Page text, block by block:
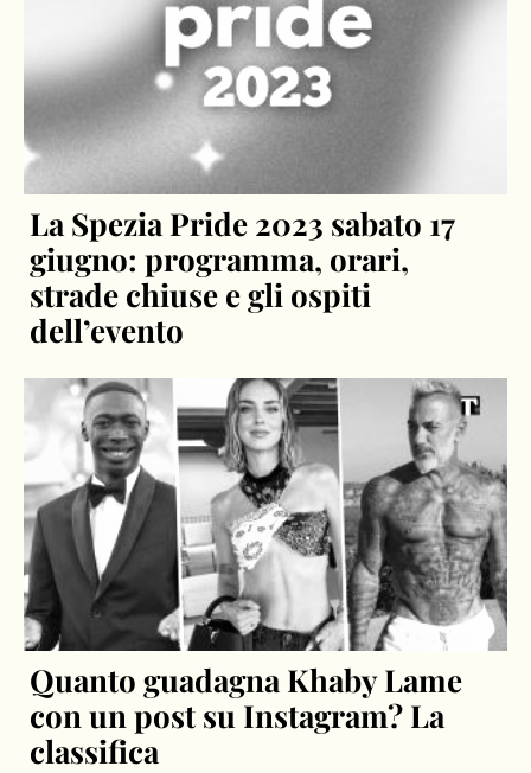
La Spezia Pride 2023 sabato 17
giugno: programma, orari,
strade chiuse e gli ospiti
dell’evento
Quanto guadagna Khaby Lame
con un post su Instagram? La
classifica